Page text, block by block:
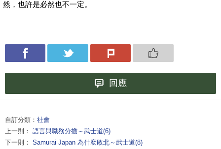
然，也許是必然也不一定。
回應
自訂分類： 社會
上一則： 語言與職務分擔～武士道(6)
下一則： Samurai Japan 為什麼敗北～武士道(8)